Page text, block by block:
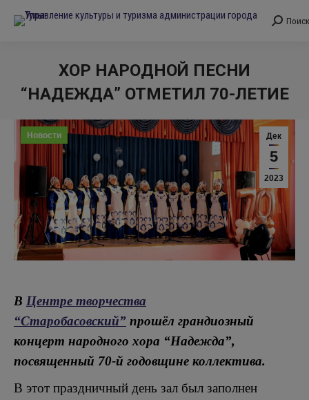
Поиск:
Поиск
ХОР НАРОДНОЙ ПЕСНИ
“НАДЕЖДА” ОТМЕТИЛ 70-ЛЕТИЕ
Дек
5
2023
Новости
В Центре творчества
“Старобасовский” прошёл грандиозный
концерт народного хора “Надежда”,
посвященный 70-й годовщине коллектива.
В этот праздничный день зал был заполнен